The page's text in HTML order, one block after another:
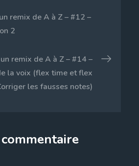
remix de A à Z – #12 –
2
remix de A à Z – #14 –
la voix (flex time et flex
les fausses notes)